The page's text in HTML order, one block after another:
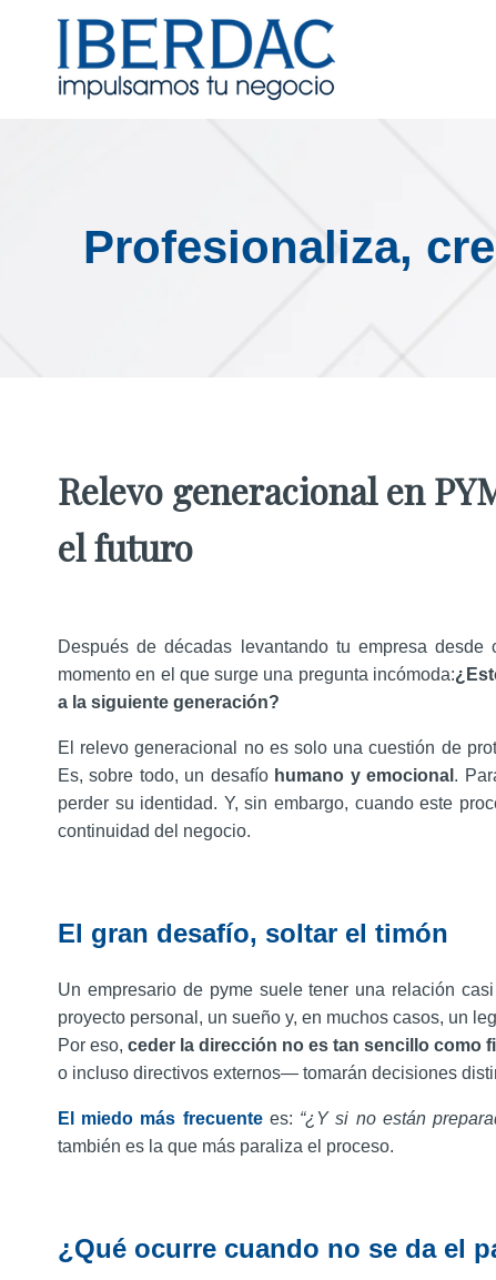
Profesionaliza,
Relevo generacional en
el futuro
Después de décadas levantando tu empresa
momento en el que surge una pregunta incómoda:
a la siguiente generación?
El relevo generacional no es solo una cuestión de
Es, sobre todo, un desafío humano y emocional .
perder su identidad. Y, sin embargo, cuando este
continuidad del negocio.
El gran desafío, soltar el timón
Un empresario de pyme suele tener una relación
proyecto personal, un sueño y, en muchos casos, un
Por eso,ceder la dirección no es tan sencillo como
o incluso directivos externos— tomarán decisiones
El miedo más frecuentees: “¿Y si no están
también es la que más paraliza el proceso.
¿Qué ocurre cuando no se da el